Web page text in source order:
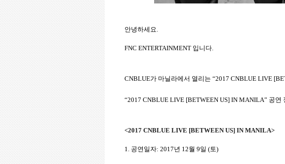
안녕하세요.
FNC ENTERTAINMENT 입니다.
CNBLUE가 마닐라에서 열리는 “2017 CNBLUE LIVE
“2017 CNBLUE LIVE [BETWEEN US] IN MANILA” 공연
<2017 CNBLUE LIVE [BETWEEN US] IN MANILA>
1. 공연일자: 2017년 12월 9일 (토)